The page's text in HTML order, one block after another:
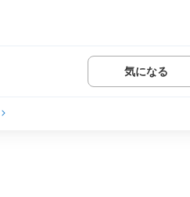
気になる